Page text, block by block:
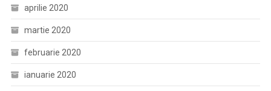
aprilie 2020
martie 2020
februarie 2020
ianuarie 2020